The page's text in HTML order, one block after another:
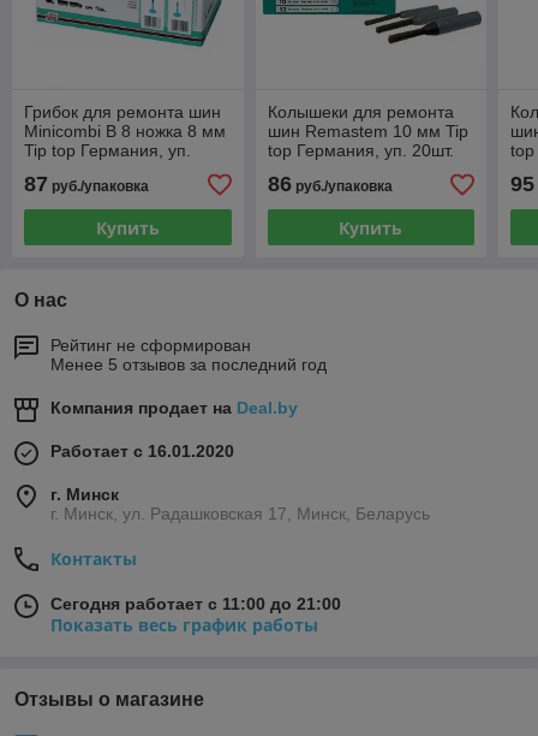
Грибок для ремонта шин
Minicombi В 8 ножка 8 мм
Tip top Германия, уп.
87 руб./упаковка
Купить
Колышеки для ремонта
шин Remastem 10 мм Tip
top Германия, уп. 20шт.
86руб./упаковка
Купить
top
95
О нас
Рейтинг не сформирован
Менее 5 отзывов за последний год
Компания продает на Deal.by
Работает с 16.01.2020
г. Минск
г. Минск, ул. Радашковская 17, Минск, Беларусь
Контакты
Сегодня работает с 11:00 до 21:00
Показать весь график работы
Отзывы о магазине